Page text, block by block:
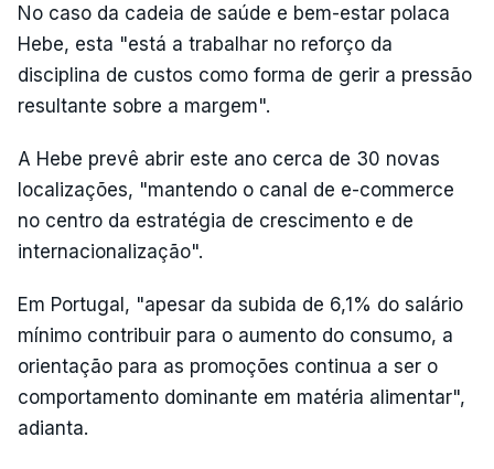
No caso da cadeia de saúde e bem-estar polaca
Hebe, esta "está a trabalhar no reforço da
disciplina de custos como forma de gerir a pressão
resultante sobre a margem".
A Hebe prevê abrir este ano cerca de 30 novas
localizações, "mantendo o canal de e-commerce
no centro da estratégia de crescimento e de
internacionalização".
Em Portugal, "apesar da subida de 6,1% do salário
mínimo contribuir para o aumento do consumo, a
orientação para as promoções continua a ser o
comportamento dominante em matéria alimentar",
adianta.